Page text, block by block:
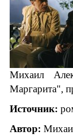
Михаил
Маргарита",
Источник:
Автор: